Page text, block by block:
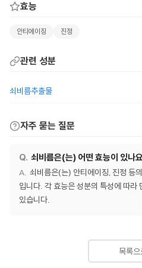
효능
안티에이징 진정
관련 성분
쇠비름추출물
자주 묻는 질문
쇠비름은(는) 어떤 효능이 있나
쇠비름은(는) 안티에이징, 진정 등
입니다. 각 효능은 성분의 특성에 따라
있습니다.
목록으